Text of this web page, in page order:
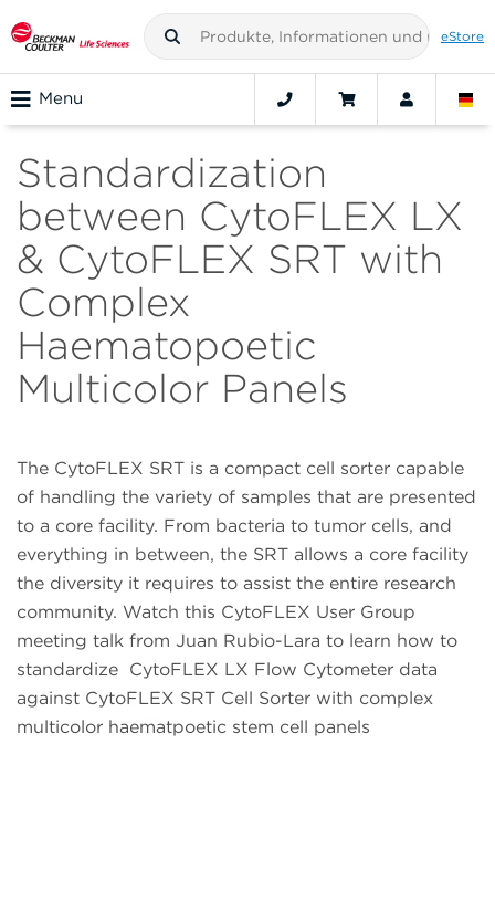
eStore
Menu
Standardization
between CytoFLEX LX
& CytoFLEX SRT with
Complex
Haematopoetic
Multicolor Panels
The CytoFLEX SRT is a compact cell sorter capable
of handling the variety of samples that are presented
to a core facility. From bacteria to tumor cells, and
everything in between, the SRT allows a core facility
the diversity it requires to assist the entire research
community. Watch this CytoFLEX User Group
meeting talk from Juan Rubio-Lara to learn how to
standardize CytoFLEX LX Flow Cytometer data
against CytoFLEX SRT Cell Sorter with complex
multicolor haematpoetic stem cell panels